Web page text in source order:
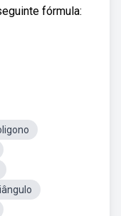
fórmula: